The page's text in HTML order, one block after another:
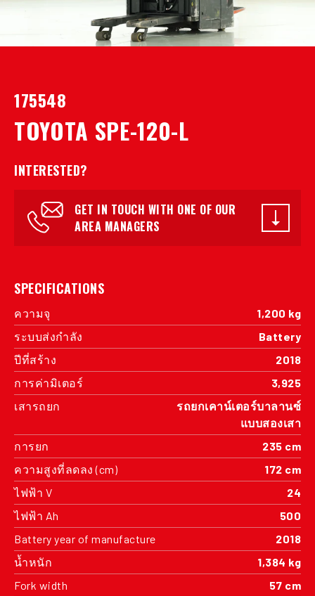
175548
TOYOTA SPE-120-L
INTERESTED?
GET IN TOUCH WITH ONE OF OUR
AREA MANAGERS
SPECIFICATIONS
ความจุ
1,200 kg
ระบบส่งกำลัง
Battery
ปีที่สร้าง
2018
การค่ามิเตอร์
3,925
เสารถยก
รถยกเคาน์เตอร์บาลานซ์
แบบสองเสา
การยก
235 cm
ความสูงที่ลดลง (cm)
172 cm
ไฟฟ้า V
24
ไฟฟ้า Ah
500
Battery year of manufacture
2018
น้ำหนัก
1,384 kg
Fork width
57 cm